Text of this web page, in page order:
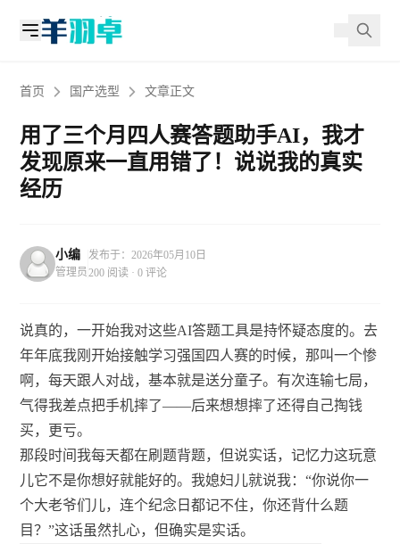
首页 国产选型 文章正文
用了三个月四人赛答题助手AI，我才
发现原来一直用错了！说说我的真实
经历
小编
管理员
发布于：2026年05月10日
200 阅读 · 0 评论
说真的，一开始我对这些AI答题工具是持怀疑态度的。去
年年底我刚开始接触学习强国四人赛的时候，那叫一个惨
啊，每天跟人对战，基本就是送分童子。有次连输七局，
气得我差点把手机摔了——后来想想摔了还得自己掏钱
买，更亏。
那段时间我每天都在刷题背题，但说实话，记忆力这玩意
儿它不是你想好就能好的。我媳妇儿就说我：“你说你一
个大老爷们儿，连个纪念日都记不住，你还背什么题
目？”这话虽然扎心，但确实是实话。